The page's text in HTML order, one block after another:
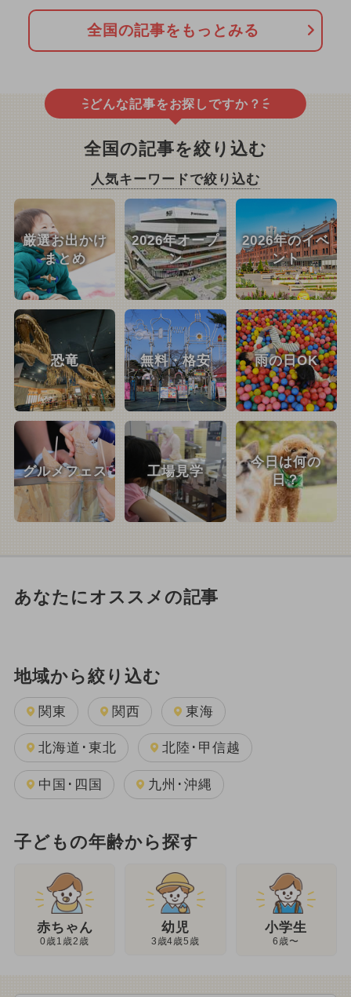
全国の記事をもっとみる
どんな記事をお探しですか？
全国の記事を絞り込む
人気キーワードで絞り込む
厳選お出かけ
まとめ
2026年オープ
ン
2026年のイベ
ント
恐竜 無料・格安 雨の日OK
グルメフェス 工場見学
今日は何の
日？
あなたにオススメの記事
地域から絞り込む
関東 関西 東海
北海道･東北 北陸･甲信越
中国･四国 九州･沖縄
子どもの年齢から探す
赤ちゃん
0歳1歳2歳
幼児
3歳4歳5歳
小学生
6歳〜